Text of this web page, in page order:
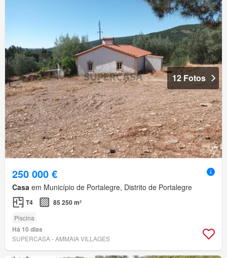
12 Fotos
250 000 €
Casa em Município de Portalegre, Distrito de Portalegre
T4 85 250 m²
Piscina
Há 10 dias
SUPERCASA - AMMAIA VILLAGES